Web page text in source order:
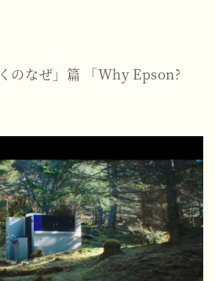
のなぜ」篇 「Why Epson?